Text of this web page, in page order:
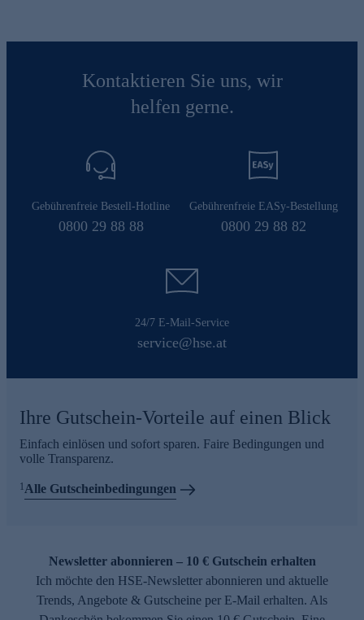
Kontaktieren Sie uns, wir
helfen gerne.
Gebührenfreie Bestell-Hotline
0800 29 88 88
Gebührenfreie EASy-Bestellung
0800 29 88 82
24/7 E-Mail-Service
service@hse.at
Ihre Gutschein-Vorteile auf einen Blick
Einfach einlösen und sofort sparen. Faire Bedingungen und
volle Transparenz.
1 Alle Gutscheinbedingungen
Newsletter abonnieren – 10 € Gutschein erhalten
Ich möchte den HSE-Newsletter abonnieren und aktuelle
Trends, Angebote & Gutscheine per E-Mail erhalten. Als